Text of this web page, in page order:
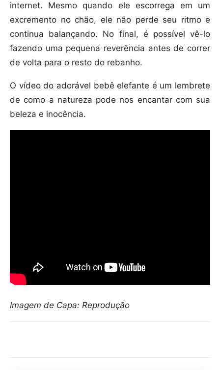
internet. Mesmo quando ele escorrega em um
excremento no chão, ele não perde seu ritmo e
continua balançando. No final, é possível vê-lo
fazendo uma pequena reverência antes de correr
de volta para o resto do rebanho.
O vídeo do adorável bebê elefante é um lembrete
de como a natureza pode nos encantar com sua
beleza e inocência.
Imagem de Capa: Reprodução